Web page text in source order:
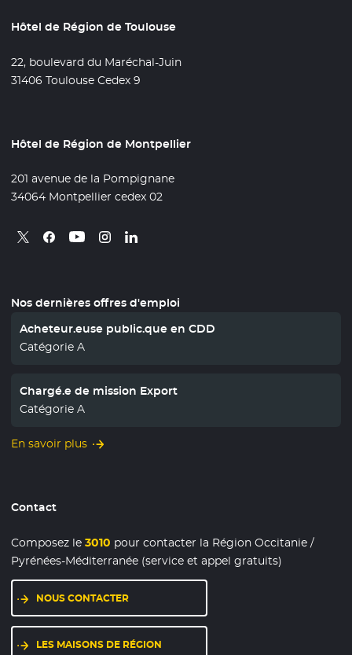
Hôtel de Région de Toulouse
22, boulevard du Maréchal-Juin
31406 Toulouse Cedex 9
Hôtel de Région de Montpellier
201 avenue de la Pompignane
34064 Montpellier cedex 02
Retrouvez nous sur X
- Nouvelle fenêtre
Retrouvez nous sur Facebook
- Nouvelle fenêtre
Retrouvez nous sur Youtube
- Nouvelle fenêtre
Retrouvez nous sur Instagram
- Nouvelle fenêtre
Retrouvez nous sur Linkedin
- Nouvelle fenêtre
Nos dernières offres d'emploi
Acheteur.euse public.que en CDD
Catégorie A
Chargé.e de mission Export
Catégorie A
En savoir plus
Contact
Composez le3010 pour contacter la Région Occitanie /
Pyrénées-Méditerranée (service et appel gratuits)
NOUS CONTACTER
LES MAISONS DE RÉGION